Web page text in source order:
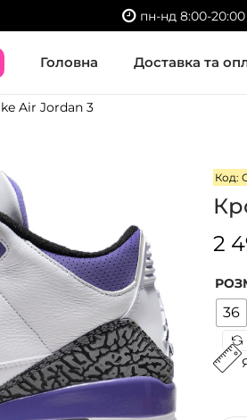
пн-нд 8:00-20:00
Головна Доставка та
Air Jordan 3
Код:
2
36